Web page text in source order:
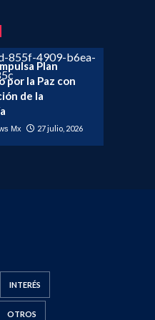
Plan
por la Paz con
de la
Mx 27 julio, 2026
INTERÉS
OTROS